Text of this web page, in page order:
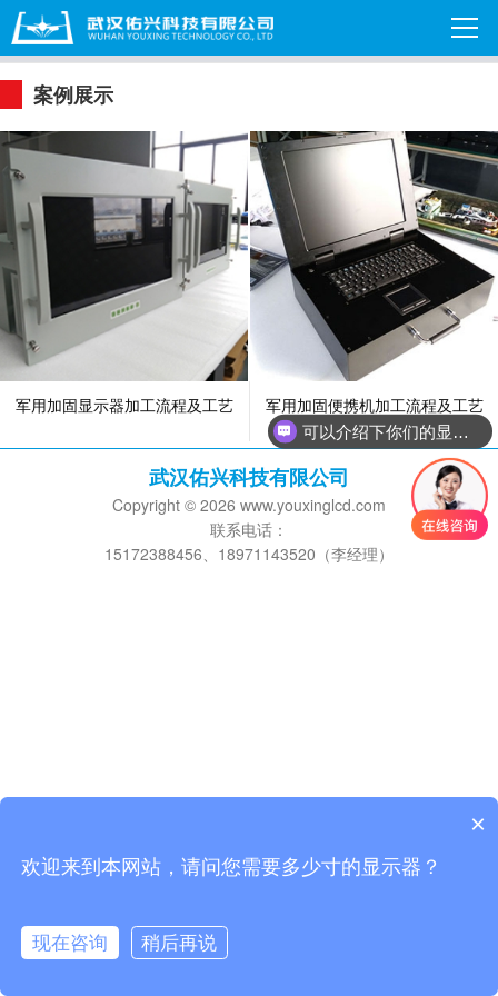
案例展示
军用加固显示器加工流程及工艺 军用加固便携机加工流程及工艺
武汉佑兴科技有限公司
Copyright © 2026 www.youxinglcd.com
联系电话：
15172388456、18971143520（李经理）
货期多久？
×
欢迎来到本网站，请问您需要多少寸的显示器？
现在咨询 稍后再说